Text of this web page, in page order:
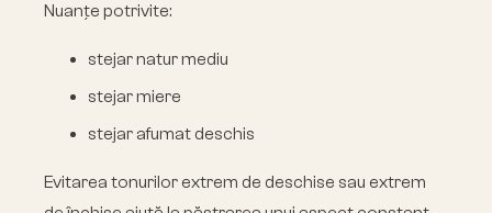
Nuanțe potrivite:
stejar natur mediu
stejar miere
stejar afumat deschis
Evitarea tonurilor extrem de deschise sau extrem